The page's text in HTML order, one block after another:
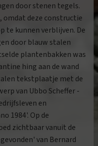
door stenen tegels.
omdat deze constructie
te kunnen verblijven. De
door blauw stalen
plantenbakken was
hing aan de wand
tekstplaatje met de
van Ubbo Scheffer -
en
1984'. Op de
zichtbaar vanuit de
van Bernard